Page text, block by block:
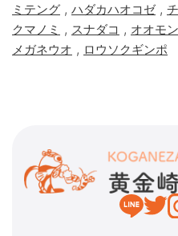
ミテング , ハダカハオコゼ,
クマノミ , スナダコ , オオモ
メガネウオ , ロウソクギンポ